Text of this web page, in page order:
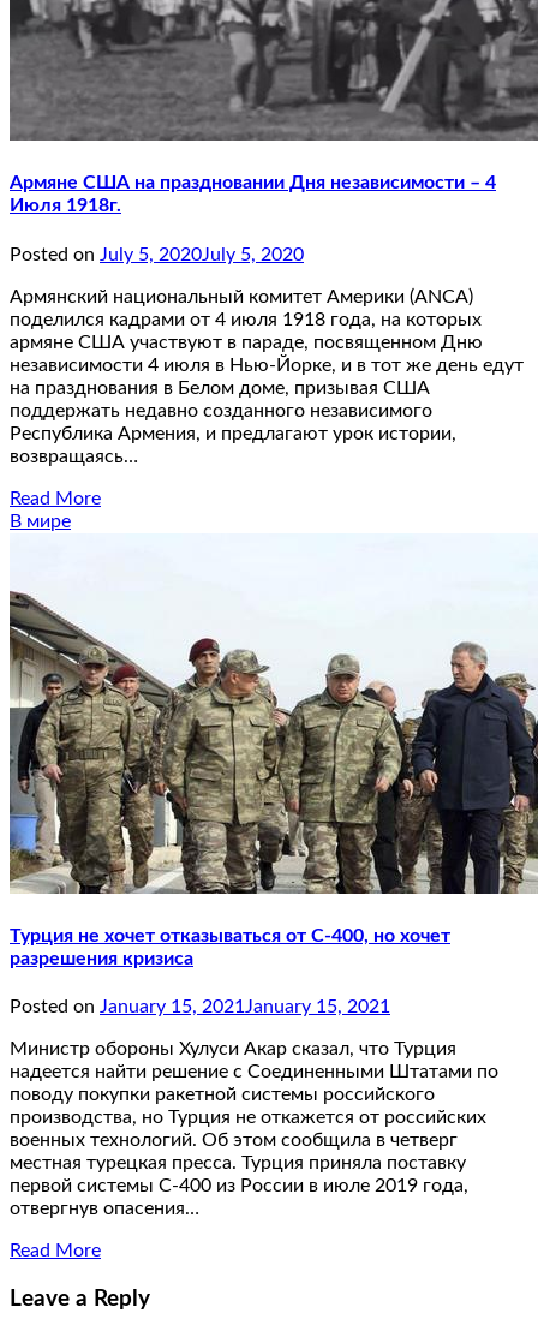
Армяне США на праздновании Дня независимости – 4
Июля 1918г.
Posted on July 5, 2020July 5, 2020
Армянский национальный комитет Америки (ANCA)
поделился кадрами от 4 июля 1918 года, на которых
армяне США участвуют в параде, посвященном Дню
независимости 4 июля в Нью-Йорке, и в тот же день едут
на празднования в Белом доме, призывая США
поддержать недавно созданного независимого
Республика Армения, и предлагают урок истории,
возвращаясь…
Read More
В мире
Турция не хочет отказываться от С-400, но хочет
разрешения кризиса
Posted on January 15, 2021 January 15, 2021
Министр обороны Хулуси Акар сказал, что Турция
надеется найти решение с Соединенными Штатами по
поводу покупки ракетной системы российского
производства, но Турция не откажется от российских
военных технологий. Об этом сообщила в четверг
местная турецкая пресса. Турция приняла поставку
первой системы С-400 из России в июле 2019 года,
отвергнув опасения…
Read More
Leave a Reply